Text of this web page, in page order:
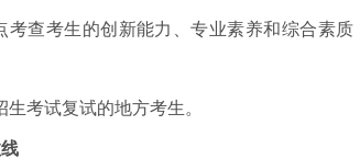
查考生的创新能力、专业素养和综合素质
生考试复试的地方考生。